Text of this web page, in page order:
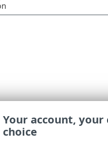
Your account, your
choice